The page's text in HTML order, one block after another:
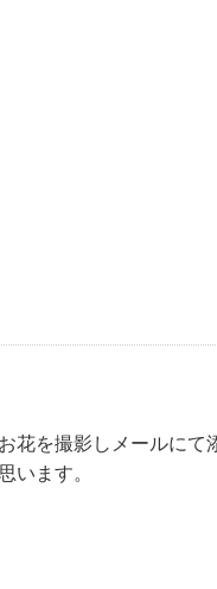
花を撮影しメールにて
います。